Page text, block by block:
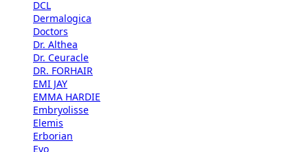
DCL
Dermalogica
Doctors
Dr. Althea
Dr. Ceuracle
DR. FORHAIR
EMI JAY
EMMA HARDIE
Embryolisse
Elemis
Erborian
Evo